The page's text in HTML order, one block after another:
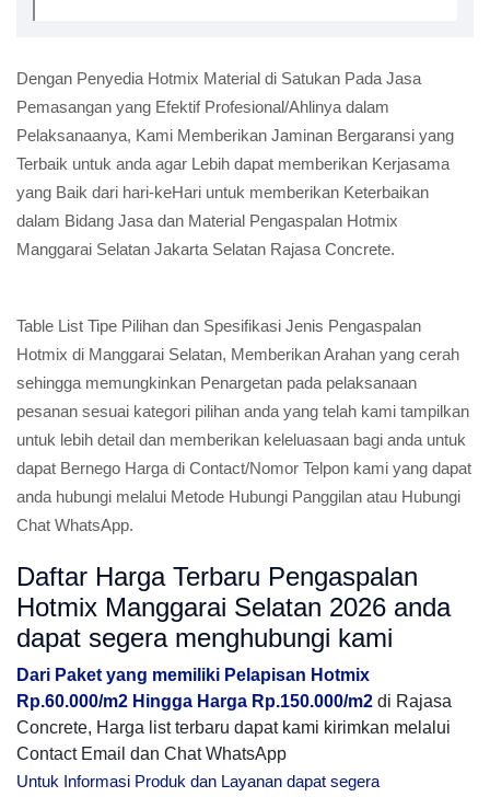
Dengan Penyedia Hotmix Material di Satukan Pada Jasa
Pemasangan yang Efektif Profesional/Ahlinya dalam
Pelaksanaanya, Kami Memberikan Jaminan Bergaransi yang
Terbaik untuk anda agar Lebih dapat memberikan Kerjasama
yang Baik dari hari-keHari untuk memberikan Keterbaikan
dalam Bidang Jasa dan Material Pengaspalan Hotmix
Manggarai Selatan Jakarta Selatan Rajasa Concrete.
Table List Tipe Pilihan dan Spesifikasi Jenis Pengaspalan
Hotmix di Manggarai Selatan, Memberikan Arahan yang cerah
sehingga memungkinkan Penargetan pada pelaksanaan
pesanan sesuai kategori pilihan anda yang telah kami tampilkan
untuk lebih detail dan memberikan keleluasaan bagi anda untuk
dapat Bernego Harga di Contact/Nomor Telpon kami yang dapat
anda hubungi melalui Metode Hubungi Panggilan atau Hubungi
Chat WhatsApp.
Daftar Harga Terbaru Pengaspalan
Hotmix Manggarai Selatan 2026 anda
dapat segera menghubungi kami
Dari Paket yang memiliki Pelapisan Hotmix
Rp.60.000/m2 Hingga Harga Rp.150.000/m2 di Rajasa
Concrete, Harga list terbaru dapat kami kirimkan melalui
Contact Email dan Chat WhatsApp
Untuk Informasi Produk dan Layanan dapat segera